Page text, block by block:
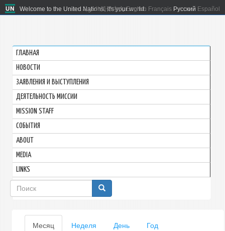
Welcome to the United Nations. It's your world.
العربية 简体中文 English Français Русский Español
ГЛАВНАЯ
HОВОСТИ
ЗАЯВЛЕНИЯ И ВЫСТУПЛЕНИЯ
ДЕЯТЕЛЬНОСТЬ МИССИИ
MISSION STAFF
СОБЫТИЯ
ABOUT
MEDIA
LINKS
Форма
поиска
Главные
Месяц (активная
Неделя День Год